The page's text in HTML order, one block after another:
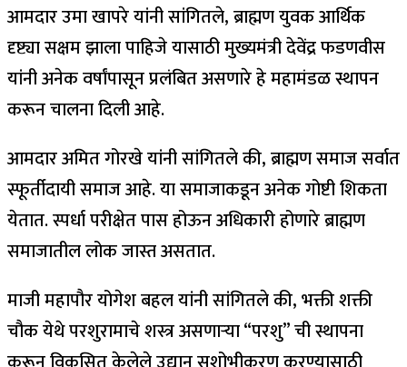
आमदार उमा खापरे यांनी सांगितले, ब्राह्मण युवक आर्थिक
दृष्ट्या सक्षम झाला पाहिजे यासाठी मुख्यमंत्री देवेंद्र फडणवीस
यांनी अनेक वर्षांपासून प्रलंबित असणारे हे महामंडळ स्थापन
करून चालना दिली आहे.
आमदार अमित गोरखे यांनी सांगितले की, ब्राह्मण समाज सर्वात
स्फूर्तीदायी समाज आहे. या समाजाकडून अनेक गोष्टी शिकता
येतात. स्पर्धा परीक्षेत पास होऊन अधिकारी होणारे ब्राह्मण
समाजातील लोक जास्त असतात.
माजी महापौर योगेश बहल यांनी सांगितले की, भक्ती शक्ती
चौक येथे परशुरामाचे शस्त्र असणाऱ्या “परशु” ची स्थापना